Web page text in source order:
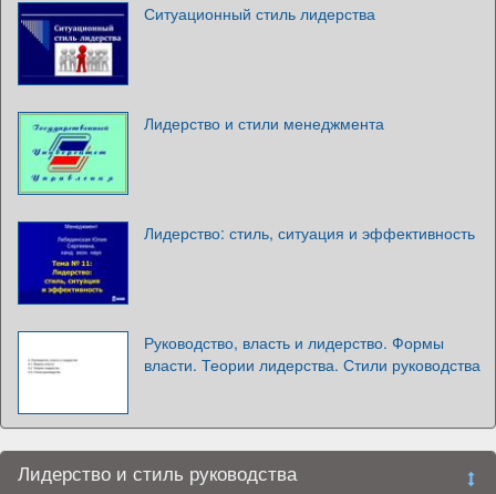
Ситуационный стиль лидерства
Лидерство и стили менеджмента
Лидерство: стиль, ситуация и эффективность
Руководство, власть и лидерство. Формы
власти. Теории лидерства. Стили руководства
Лидерство и стиль руководства